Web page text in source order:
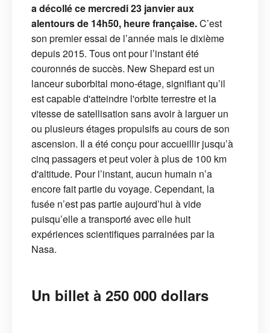
a décollé ce mercredi 23 janvier aux
alentours de 14h50, heure française.C’est
son premier essai de l’année mais le dixième
depuis 2015. Tous ont pour l’instant été
couronnés de succès. New Shepard est un
lanceur suborbital mono-étage, signifiant qu’il
est capable d'atteindre l'orbite terrestre et la
vitesse de satellisation sans avoir à larguer un
ou plusieurs étages propulsifs au cours de son
ascension. Il a été conçu pour accueillir jusqu’à
cinq passagers et peut voler à plus de 100 km
d'altitude. Pour l’instant, aucun humain n’a
encore fait partie du voyage. Cependant, la
fusée n’est pas partie aujourd’hui à vide
puisqu’elle a transporté avec elle huit
expériences scientifiques parrainées par la
Nasa.
Un billet à 250 000 dollars